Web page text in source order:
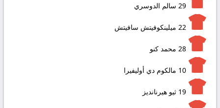
29 سالم الدوسري
22 ميلينكوفيتش سافيتش
28 محمد كنو
10 مالكوم دي أوليفيرا
19 ثيو هيرنانديز